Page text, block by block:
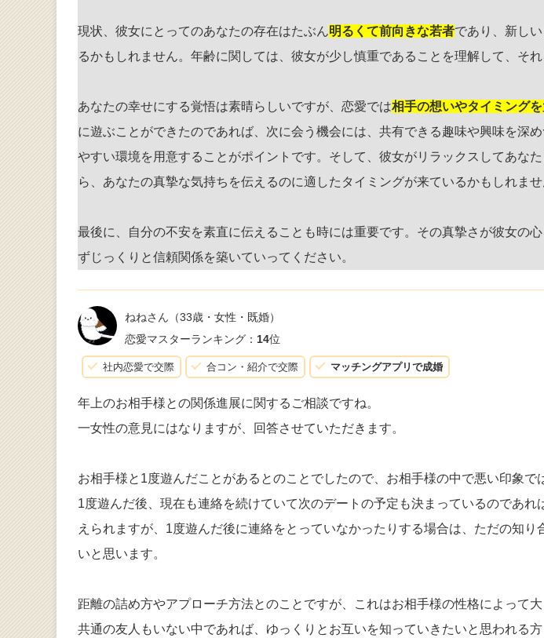
現状、彼女にとってのあなたの存在はたぶん明るくて前向きな若者であり、新し
るかもしれません。年齢に関しては、彼女が少し慎重であることを理解して、そ
あなたの幸せにする覚悟は素晴らしいですが、恋愛では相手の想いやタイミング
に遊ぶことができたのであれば、次に会う機会には、共有できる趣味や興味を深
やすい環境を用意することがポイントです。そして、彼女がリラックスしてあな
ら、あなたの真摯な気持ちを伝えるのに適したタイミングが来ているかもしれませ
最後に、自分の不安を素直に伝えることも時には重要です。その真摯さが彼女の
ずじっくりと信頼関係を築いていってください。
ねねさん （33歳・女性・既婚）
恋愛マスターランキング： 14位
社内恋愛で交際 合コン・紹介で交際 マッチングアプリで成婚
年上のお相手様との関係進展に関するご相談ですね。
一女性の意見にはなりますが、回答させていただきます。
お相手様と1度遊んだことがあるとのことでしたので、お相手様の中で悪い印象で
1度遊んだ後、現在も連絡を続けていて次のデートの予定も決まっているのであ
えられますが、1度遊んだ後に連絡をとっていなかったりする場合は、ただの知
いと思います。
距離の詰め方やアプローチ方法とのことですが、これはお相手様の性格によって大
共通の友人もいない中であれば、ゆっくりとお互いを知っていきたいと思われる